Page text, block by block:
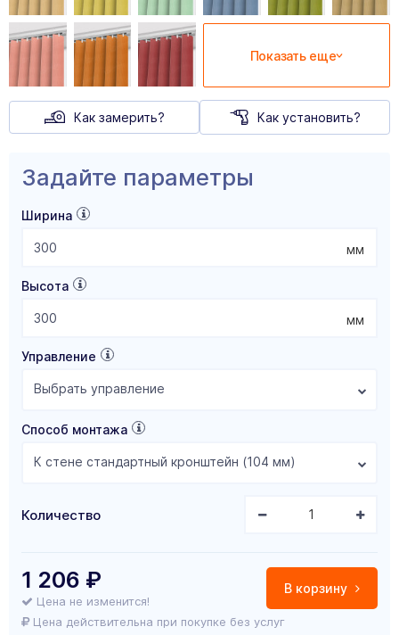
Показать еще
Как замерить? Как установить?
Задайте параметры
Ширина
мм
Высота
мм
Управление
Выбрать управление
Способ монтажа
К стене стандартный кронштейн (104 мм)
Количество
В корзину
1 206 ₽
Цена не изменится!
Цена действительна при покупке без услуг